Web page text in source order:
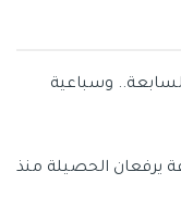
وسباعية
4 شهداء بـ24 ساعة يرفعان الحصيلة منذ